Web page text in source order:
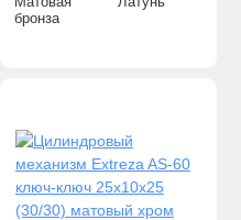
бронза F03
бронза